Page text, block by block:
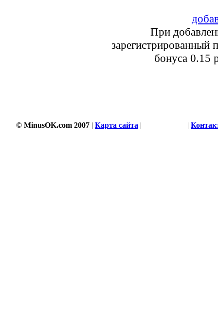
При
зарегистрированный
бонуса 0.15
© MinusOK.com 2007 | Карта сайта | |